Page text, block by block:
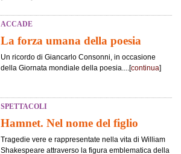
ACCADE
La forza umana della poesia
Un ricordo di Giancarlo Consonni, in occasione
della Giornata mondiale della poesia....[continua]
SPETTACOLI
Hamnet. Nel nome del figlio
Tragedie vere e rappresentate nella vita di William
Shakespeare attraverso la figura emblematica della